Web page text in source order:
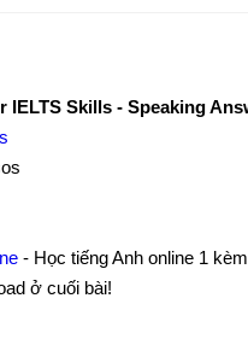
IELTS Skills - Speaking
- Học tiếng Anh online 1
ở cuối bài!